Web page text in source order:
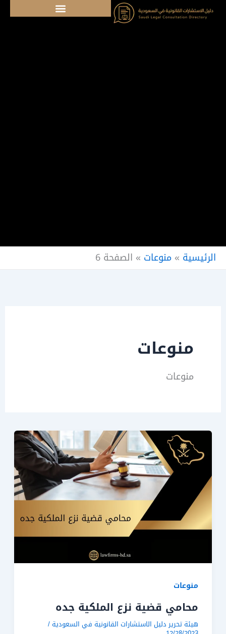
تخطي
الرئيسية »منوعات » الصفحة 6
منوعات
منوعات
منوعات
محامي قضية نزع الملكية جده
هيئة تحرير دليل الاستشارات القانونية في السعودية /